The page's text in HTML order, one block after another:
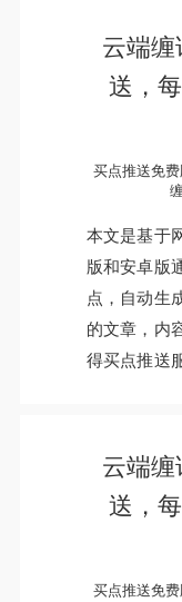
云端缠
送，
买点推送免费
本文是基于
版和安卓版
点，自动生
的文章，内
得买点推送
云端缠
送，
买点推送免费